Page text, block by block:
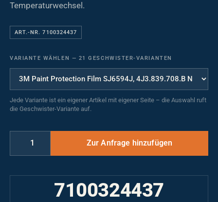
Temperaturwechsel.
ART.-NR. 7100324437
VARIANTE WÄHLEN — 21 GESCHWISTER-VARIANTEN
Jede Variante ist ein eigener Artikel mit eigener Seite – die Auswahl ruft
die Geschwister-Variante auf.
7100324437